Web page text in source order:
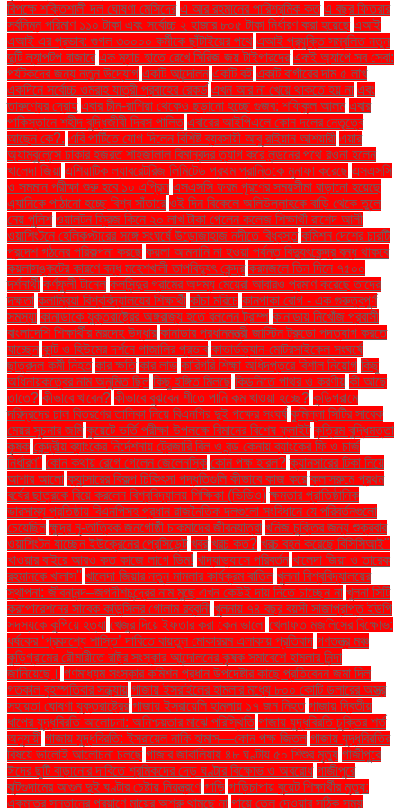
বিপক্ষে শক্তিশালী দল ঘোষণা মেসিদের এ আর রহমানের পারিশ্রমিক কত এ বছর ফিতরার
সর্বনিম্ন পরিমাণ ১১০ টাকা এবং সর্বোচ্চ ২ হাজার ৮০৫ টাকা নির্ধারণ করা হয়েছে এআই
এআই এর প্রভাব: গুগল ৩০০০০ কর্মীকে ছাঁটাইয়ের পথে এআই প্রযুক্তি সম্বলিত নতুন
দুটি ল্যাপটপ বাজারে এক ম্যাচ হাতে রেখে সিরিজ জয় টাইগারদের একই অ্যাপে সব সেবা:
পর্যটকদের জন্য নতুন উদ্যোগ একটি আন্দোলন একটি বই একটি বার্গারের দাম ৫ লাখ
একদিনে সর্বোচ্চ ওমরাহ যাত্রী প্রবাহের রেকর্ড এখন আর না খেয়ে থাকতে হয় না এবং
তারুণ্যের দ্রোহ এবার চীন-রাশিয়া থেকেও ছড়ানো হচ্ছে গুজব: শফিকুল আলম এবার
পাকিস্তানে শহীদ বুদ্ধিজীবী দিবস পালিত এবারের আইপিএলে কোন দলের নেতৃত্বে
আছেন কে?. এবি পার্টিতে যোগ দিলেন বিশিষ্ট ব্যবসায়ী আবু রাইয়ান আশয়ারী এয়ার
অ্যাম্বুলেন্সে ঢাকার হজরত শাহজালাল বিমানবন্দর ত্যাগ করে লন্ডনের পথে রওনা হলেন
খালেদা জিয়া এশিয়াটিক ল্যাবরেটরিজ লিমিটেড প্রথম প্রান্তিকে মুনাফা করেছে এসএসসি
ও সমমান পরীক্ষা শুরু হবে ১০ এপ্রিল এসএসসি ফরম পূরণের সময়সীমা বাড়ানো হয়েছে
এ্যানিকে পাঠানো হচ্ছে বিশ্ব সাঁতারে ওই দিন বিকেলে অলিউল্লাহকে বাড়ি থেকে তুলে
নেয় পুলিশ ওয়ালটন ফ্রিজ কিনে ২০ লাখ টাকা পেলেন কলেজ শিক্ষার্থী রাশেদ আলী
ওয়াশিংটনে হেলিকপ্টারের সঙ্গে সংঘর্ষে উড়োজাহাজ নদীতে বিধ্বস্ত কমিশন দেশের চারটি
প্রদেশ গঠনের পরিকল্পনা করছে কয়লা আমদানি না হওয়া পর্যন্ত বিদ্যুৎকেন্দ্র বন্ধ থাকবে
কয়লাসঙ্কটের কারণে বন্ধ মহেশখালী তাপবিদ্যুৎ কেন্দ্র করমজলে তিন দিনে ৭৫০০
দর্শনার্থী কর্ণফুলী টানেল কলসিন্দুর গ্রামের অদম্য মেয়েরা আবারও প্রমাণ করেছে তাদের
দক্ষতা কলাম্বিয়া বিশ্ববিদ্যালয়ের শিক্ষার্থী কাঁচা মরিচে কানপাকা রোগ - এক গুরুত্বপুর্ণ
সমস্যা কানাডাকে যুক্তরাষ্ট্রের অঙ্গরাজ্য হতে বললেন ট্রাম্প কানাডায় নিখোঁজ প্রবাসী
বাংলাদেশি শিক্ষার্থীর মরদেহ উদ্ধার কানাডার প্রধানমন্ত্রী জাস্টিন ট্রুডো পদত্যাগ করতে
যাচ্ছেন কান্ট ও হিউমের দর্শনে গাজালির প্রভাব কাভার্ডভ্যান-মোটরসাইকেল সংঘর্ষে
ছাত্রদল কর্মী নিহত কার ক্ষতি কার লাভ কারিগরি শিক্ষা অধিদপ্তরে বিশাল নিয়োগ কিছু
অধিনায়কত্বের নাম অনুমিত ছিল কিছু ইঙ্গিত মিলছে কিডনিতে পাথর ও করণীয় কী আছে
তাতে? কীভাবে খাবেন? কীভাবে বুঝবেন শীতে পানি কম খাওয়া হচ্ছে? কুড়িগ্রামে
দরিদ্রদের চাল বিতরণের তালিকা নিয়ে বিএনপির দুই পক্ষের সংঘর্ষ কুমিল্লা সিটির সাবেক
মেয়র সূচনার জমি কুয়েটে ভর্তি পরীক্ষা উপলক্ষে বিমানের বিশেষ ফ্লাইট কৃত্রিম বুদ্ধিমত্তা
কৃষক কেন্দ্রীয় ব্যাংকের নির্দেশনায় ট্রেজারি বিল ও বন্ড কেনায় ব্যাংকের ফি ও চার্জ
নির্ধারণ" কোন কথায় রেগে গেলেন জেলেনস্কি কোন পক্ষ হারল? ক্যানসারের টিকা নিয়ে
আশার আলো ক্যান্সারের বিকল্প চিকিৎসা পদ্ধতিগুলি কীভাবে কাজ করে ক্লাসরুমে প্রথম
বর্ষের ছাত্রকে বিয়ে করলেন বিশ্ববিদ্যালয় শিক্ষিকা (ভিডিও) ক্ষমতার প্রাতিষ্ঠানিক
ভারসাম্য প্রতিষ্ঠায় বিএনপিসহ প্রধান রাজনৈতিক দলগুলো সংবিধানে যে পরিবর্তনগুলো
চেয়েছিল ক্ষুদ্র নৃ-তাত্বিক জনগোষ্ঠী চাকমাদের জীবনযাত্রা খনিজ চুক্তির জন্য শুক্রবার
ওয়াশিংটন যাচ্ছেন ইউক্রেনের প্রেসিডেন্ট খবর খরচ কত? খরচ বহন করেছে বিসিসিআই"
খাওয়ার বাইরে আরও কত কাজে লাগে ডিম! খাদ্যাভ্যাসে পরিবর্তন খালেদা জিয়া ও তারেক
রহমানকে খালাস'' খালেদা জিয়ার নতুন মামলার কার্যক্রম বাতিল খুলনা বিশ্ববিদ্যালয়ের
স্থাপনা: জীবনানন্দ–জগদীশচন্দ্রের নাম মুছে এখন কেউই দায় নিতে চাচ্ছেন না খুলনা সিটি
করপোরেশনের সাবেক কাউন্সিলর গোলাম রব্বানী খুলনায় ৭৪ বছর বয়সী সাজাপ্রাপ্ত ইউপি
সদস্যকে কুপিয়ে হত্যা খেজুর দিয়ে ইফতার করা কেন ভালো খেলাফত মজলিসের বিক্ষোভ:
ধর্ষকের ‘প্রকাশ্যে শাস্তি’ দাবিতে বায়তুল মোকাররম এলাকায় প্রতিবাদ গণতন্ত্র মঞ্চ
কুড়িগ্রামের রৌমারীতে রাষ্ট্র সংস্কার আন্দোলনের কৃষক সমাবেশে হামলার নিন্দা
জানিয়েছে। গণমাধ্যম সংস্কার কমিশন প্রধান উপদেষ্টার কাছে প্রতিবেদন জমা দিল
গতকাল বৃহস্পতিবার সন্ধ্যায় গাজায় ইসরাইলের হামলার মধ্যে ৮০০ কোটি ডলারের অস্ত্র
সহায়তা ঘোষণা যুক্তরাষ্ট্রের গাজায় ইসরায়েলি হামলায় ১৭ জন নিহত গাজায় দ্বিতীয়
ধাপের যুদ্ধবিরতি আলোচনা: অনিশ্চয়তার মাঝে পরিস্থিতি গাজায় যুদ্ধবিরতি চুক্তির শর্ত
অনুযায়ী গাজায় যুদ্ধবিরতি: ইসরায়েল নাকি হামাস—কোন পক্ষ জিতল গাজায় যুদ্ধবিরতির
বিষয়ে ভালোই আলোচনা চলছে গাজার জাবালিয়ায় ৪৮ ঘণ্টায় ৫০ শিশুর মৃত্যু গাজীপুরে
ঈদের ছুটি বাড়ানোর দাবিতে শ্রমিকদের দেড় ঘণ্টার বিক্ষোভ ও অবরোধ গাজীপুরে
ঝুটগুদামের আগুন দুই ঘণ্টার চেষ্টায় নিয়ন্ত্রণে গাড়ি গাড়িচাপায় বুয়েট শিক্ষার্থীর মৃত্যু:
একমাত্র সন্তানের প্রয়াণে মায়ের অশ্রু থামছে না গায়ে তেল দেওয়ার সঠিক সময়